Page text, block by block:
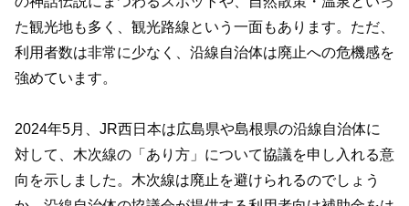
た観光地も多く、観光路線という一面もあります。ただ、
利用者数は非常に少なく、沿線自治体は廃止への危機感を
強めています。
2024年5月、JR西日本は広島県や島根県の沿線自治体に
対して、木次線の「あり方」について協議を申し入れる意
向を示しました。木次線は廃止を避けられるのでしょう